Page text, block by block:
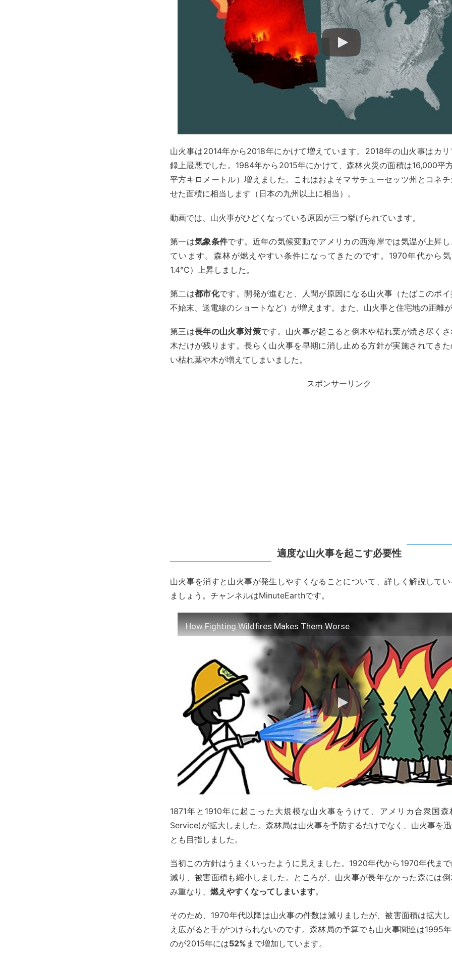
山火事は2014年から2018年にかけて増えています。2018年の山火事はカ
録上最悪でした。1984年から2015年にかけて、森林火災の面積は16,000平
平方キロメートル）増えました。これはおよそマサチューセッツ州とコネ
せた面積に相当します（日本の九州以上に相当）。
動画では、山火事がひどくなっている原因が三つ挙げられています。
第一は気象条件です。近年の気候変動でアメリカの西海岸では気温が上昇
ています。森林が燃えやすい条件になってきたのです。1970年代から
1.4℃）上昇しました。
第二は都市化です。開発が進むと、人間が原因になる山火事（たばこのポ
不始末、送電線のショートなど）が増えます。また、山火事と住宅地の距離が
第三は長年の山火事対策です。山火事が起こると倒木や枯れ葉が焼き尽く
木だけが残ります。長らく山火事を早期に消し止める方針が実施されてき
い枯れ葉や木が増えてしまいました。
スポンサーリンク
適度な山火事を起こす必要性
山火事を消すと山火事が発生しやすくなることについて、詳しく解説して
ましょう。チャンネルはMinuteEarthです。
How Fighting Wildfires Makes Them Worse
1871年と1910年に起こった大規模な山火事をうけて、アメリカ合衆国森
Service)が拡大しました。森林局は山火事を予防するだけでなく、山火事を
とも目指しました。
当初この方針はうまくいったように見えました。1920年代から1970年代ま
減り、被害面積も縮小しました。ところが、山火事が長年なかった森には
み重なり、 燃えやすくなってしまいます。
そのため、1970年代以降は山火事の件数は減りましたが、被害面積は拡大
え広がると手がつけられないのです。森林局の予算でも山火事関連は1995
のが2015年には52% まで増加しています。